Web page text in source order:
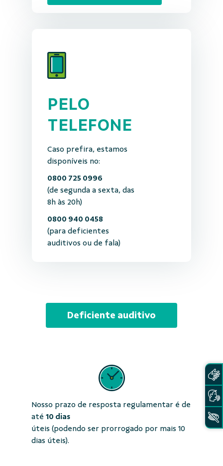
PELO
TELEFONE
Caso prefira, estamos
disponíveis no:
0800 725 0996
(de segunda a sexta, das
8h às 20h)
0800 940 0458
(para deficientes
auditivos ou de fala)
Deficiente auditivo
Nosso prazo de resposta regulamentar é de
até 10 dias
úteis (podendo ser prorrogado por mais 10
dias úteis).